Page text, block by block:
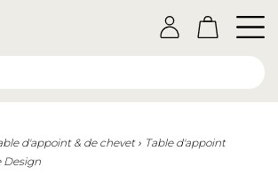
d'appoint & de chevet
Table d'appoint
Design